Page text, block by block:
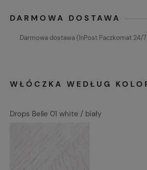
DARMOWA DOSTAWA
Darmowa dostawa (InPost Paczkomat 24/
WŁÓCZKA WEDŁUG
Drops Belle 01 white / biały